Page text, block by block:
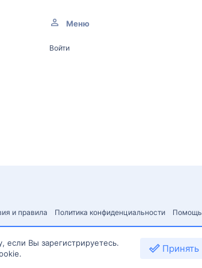
Меню
Войти
и правила Политика конфиденциальности Помощь
если Вы зарегистрируетесь.
Принять